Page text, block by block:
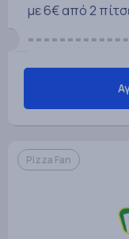
με 6€ από 2
Pizza Fan